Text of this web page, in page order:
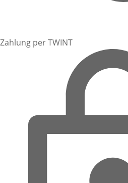
Zahlung per TWINT